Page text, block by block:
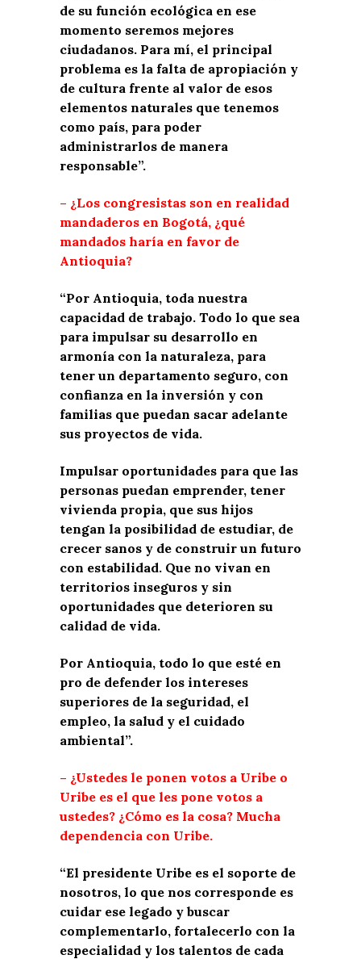
de su función ecológica en ese
momento seremos mejores
ciudadanos. Para mí, el principal
problema es la falta de apropiación y
de cultura frente al valor de esos
elementos naturales que tenemos
como país, para poder
administrarlos de manera
responsable”.
– ¿Los congresistas son en realidad
mandaderos en Bogotá, ¿qué
mandados haría en favor de
Antioquia?
“Por Antioquia, toda nuestra
capacidad de trabajo. Todo lo que sea
para impulsar su desarrollo en
armonía con la naturaleza, para
tener un departamento seguro, con
confianza en la inversión y con
familias que puedan sacar adelante
sus proyectos de vida.
Impulsar oportunidades para que las
personas puedan emprender, tener
vivienda propia, que sus hijos
tengan la posibilidad de estudiar, de
crecer sanos y de construir un futuro
con estabilidad. Que no vivan en
territorios inseguros y sin
oportunidades que deterioren su
calidad de vida.
Por Antioquia, todo lo que esté en
pro de defender los intereses
superiores de la seguridad, el
empleo, la salud y el cuidado
ambiental”.
– ¿Ustedes le ponen votos a Uribe o
Uribe es el que les pone votos a
ustedes? ¿Cómo es la cosa? Mucha
dependencia con Uribe.
“El presidente Uribe es el soporte de
nosotros, lo que nos corresponde es
cuidar ese legado y buscar
complementarlo, fortalecerlo con la
especialidad y los talentos de cada